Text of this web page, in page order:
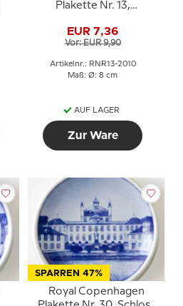
Plakette Nr. 13,
EUR 7,36
Vor: EUR 9,90
Artikelnr.: RNR13-2010
Maß: Ø: 8 cm
AUF LAGER
Zur Ware
SPARREN 47%
Royal Copenhagen